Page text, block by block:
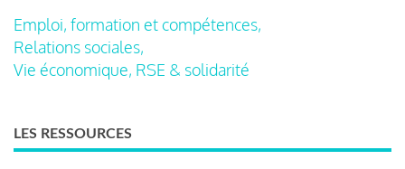
Emploi, formation et compétences,
Relations sociales,
Vie économique, RSE & solidarité
LES RESSOURCES